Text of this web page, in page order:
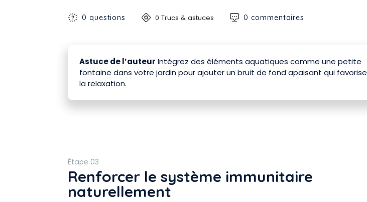
0 questions 0 Trucs & astuces 0 commentaires
Astuce de l’auteur Intégrez des éléments aquatiques comme une petite
fontaine dans votre jardin pour ajouter un bruit de fond apaisant qui favorise
la relaxation.
Étape 03
Renforcer le système immunitaire
naturellement